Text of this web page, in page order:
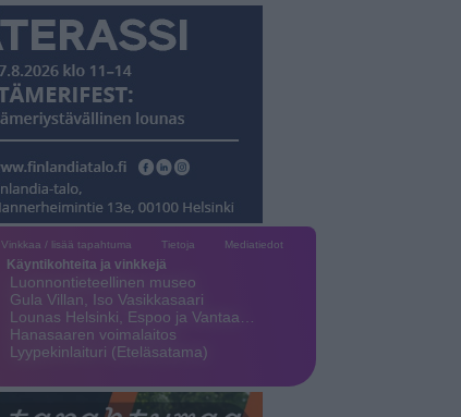
Vinkkaa / lisää tapahtuma Tietoja Mediatiedot
Käyntikohteita ja vinkkejä
Luonnontieteellinen museo
Gula Villan, Iso Vasikkasaari
Lounas Helsinki, Espoo ja Vantaa…
Hanasaaren voimalaitos
Lyypekinlaituri (Eteläsatama)